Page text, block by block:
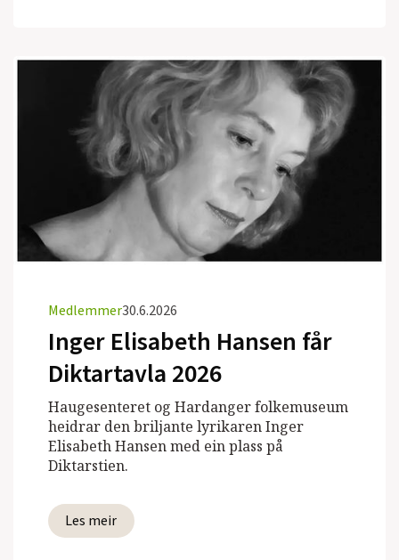
Medlemmer30.6.2026
Inger Elisabeth Hansen får
Diktartavla 2026
Haugesenteret og Hardanger folkemuseum
heidrar den briljante lyrikaren Inger
Elisabeth Hansen med ein plass på
Diktarstien.
Les meir